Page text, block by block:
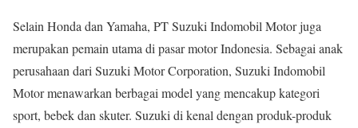
Selain Honda dan Yamaha, PT Suzuki Indomobil Motor juga
merupakan pemain utama di pasar motor Indonesia. Sebagai anak
perusahaan dari Suzuki Motor Corporation, Suzuki Indomobil
Motor menawarkan berbagai model yang mencakup kategori
sport, bebek dan skuter. Suzuki di kenal dengan produk-produk